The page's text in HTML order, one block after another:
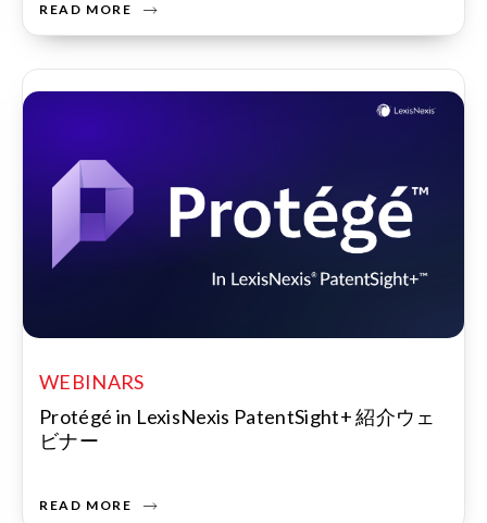
READ MORE
WEBINARS
Protégé in LexisNexis PatentSight+ 紹介ウェ
ビナー
READ MORE